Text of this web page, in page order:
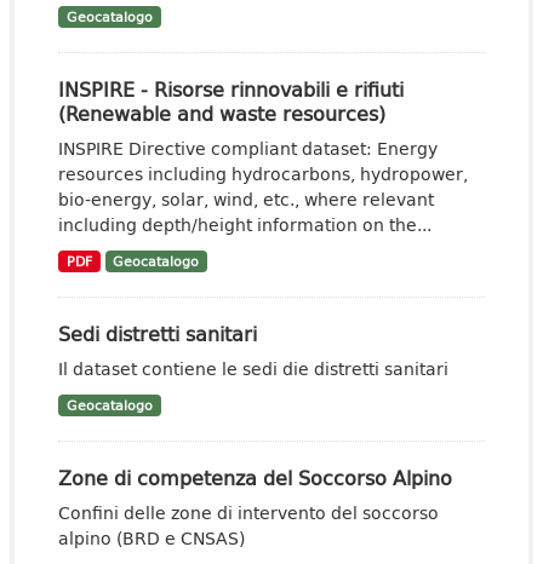
Geocatalogo
INSPIRE - Risorse rinnovabili e rifiuti
(Renewable and waste resources)
INSPIRE Directive compliant dataset: Energy
resources including hydrocarbons, hydropower,
bio-energy, solar, wind, etc., where relevant
including depth/height information on the...
PDF Geocatalogo
Sedi distretti sanitari
Il dataset contiene le sedi die distretti sanitari
Geocatalogo
Zone di competenza del Soccorso Alpino
Confini delle zone di intervento del soccorso
alpino (BRD e CNSAS)